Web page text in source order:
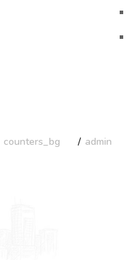
counters_bg
admin